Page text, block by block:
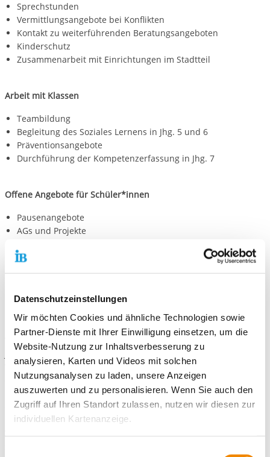
Datenschutzeinstellungen
Wir möchten Cookies und ähnliche Technologien sowie
Partner-Dienste mit Ihrer Einwilligung einsetzen, um die
Website-Nutzung zur Inhaltsverbesserung zu
analysieren, Karten und Videos mit solchen
Nutzungsanalysen zu laden, unsere Anzeigen
auszuwerten und zu personalisieren. Wenn Sie auch den
Zugriff auf Ihren Standort zulassen, nutzen wir diesen zur
individuellen Kartenanzeige.
Sprechstunden
Vermittlungsangebote bei Konflikten
Kontakt zu weiterführenden Beratungsangeboten
Kinderschutz
Zusammenarbeit mit Einrichtungen im Stadtteil
Arbeit mit Klassen
Teambildung
Begleitung des Soziales Lernens in Jhg. 5 und 6
Präventionsangebote
Durchführung der Kompetenzerfassung in Jhg. 7
Offene Angebote für Schüler*innen
Pausenangebote
AGs und Projekte
Gendersensible Angebote
Medienkompetenzen
Unsere Arbeitsweise
Wir sind die Jugendhilfe in der Friedrich-Ebert-Schule, kurz
JuFrESch.
Wir stärken Kinder und Jugendliche und unterstützen sie dabei,
eigene Wünsche und Ideen in die Schule einzubringen. Deshalb
nehmen wir Anregungen und Vorschläge immer gerne
entgegen.
Wir arbeiten präventiv, unterstützend und an den persönlichen